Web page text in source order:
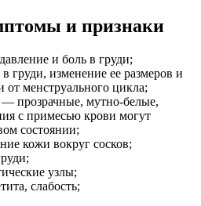
и признаки
и боль в груди;
груди, изменение ее размеров и
менструального цикла;
— прозрачные, мутно-белые,
с примесью крови могут
состоянии;
кожи вокруг сосков;
узлы;
слабость;